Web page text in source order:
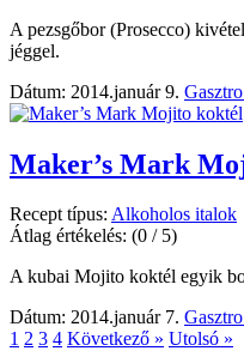
A pezsgőbor (Prosecco)
jéggel.
Dátum: 2014.január 9.
Maker’s Mark
Recept típus: Alkoholos italok
Átlag értékelés: (0 / 5)
A kubai Mojito koktél egyik
Dátum: 2014.január 7.
1 2 3 4 Következő » Utolsó »